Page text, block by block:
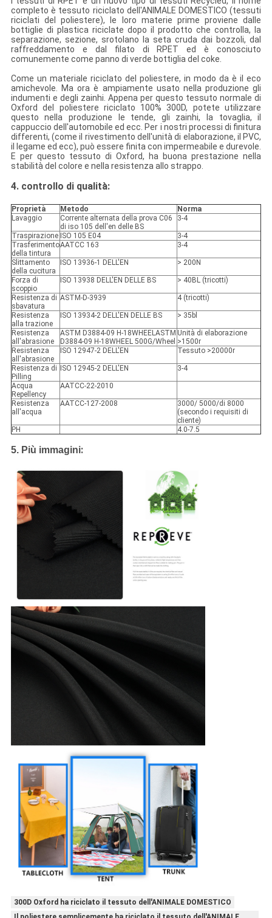
completo è tessuto riciclato dell'ANIMALE DOMESTICO (tessuti
riciclati del poliestere), le loro materie prime proviene dalle
bottiglie di plastica riciclate dopo il prodotto che controlla, la
separazione, sezione, srotolano la seta cruda dai bozzoli, dal
raffreddamento e dal filato di RPET ed è conosciuto
comunemente come panno di verde bottiglia del coke.
Come un materiale riciclato del poliestere, in modo da è il eco
amichevole. Ma ora è ampiamente usato nella produzione gli
indumenti e degli zainhi. Appena per questo tessuto normale di
Oxford del poliestere riciclato 100% 300D, potete utilizzare
questo nella produzione
le tende, gli zainhi, la tovaglia, il
cappuccio dell'automobile ed ecc. Per i nostri processi di finitura
differenti, (come il rivestimento dell'unità di elaborazione, il PVC,
il legame ed ecc), può essere finita con impermeabile e durevole.
E per questo tessuto di Oxford, ha buona prestazione nella
stabilità del colore e nella resistenza allo strappo.
4. controllo di qualità:
Proprietà Metodo
Norma
Lavaggio
Corrente alternata della prova C06
di iso 105 dell'en delle BS
3-4
Traspirazione ISO 105 E04
3-4
Trasferimento
della tintura
AATCC 163 3-4
Slittamento
della cucitura
ISO 13936-1 DELL'EN > 200N
Forza di
scoppio
ISO 13938 DELL'EN DELLE BS > 40BL (tricotti)
Resistenza di
sbavatura
ASTM-D-3939 4 (tricotti)
Resistenza
alla trazione
ISO 13934-2 DELL'EN DELLE BS > 35bl
Resistenza
all'abrasione
ASTM D3884-09 H-18WHEELASTM
D3884-09 H-18WHEEL 500G/Wheel
Unità di elaborazione
>1500r
Resistenza
all'abrasione
ISO 12947-2 DELL'EN Tessuto >20000r
Resistenza di
Pilling
ISO 12945-2 DELL'EN 3-4
Acqua
Repellency
AATCC-22-2010
Resistenza
all'acqua
AATCC-127-2008
3000/ 5000/di 8000
(secondo i requisiti di
cliente)
PH
4.0-7.5
5. Più immagini:
300D Oxford ha riciclato il tessuto dell'ANIMALE DOMESTICO